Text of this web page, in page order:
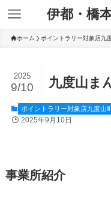
伊都・橋
ホーム ポイントラリー対象店九
九度山ま
2025
9/10
ポイントラリー対象店九度山
2025年9月10日
事業所紹介